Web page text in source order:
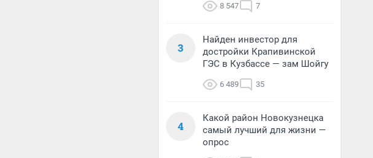
8 547 7
3
Найден инвестор для
достройки Крапивинской
ГЭС в Кузбассе — зам Шойгу
6 489 35
4
Какой район Новокузнецка
самый лучший для жизни —
опрос